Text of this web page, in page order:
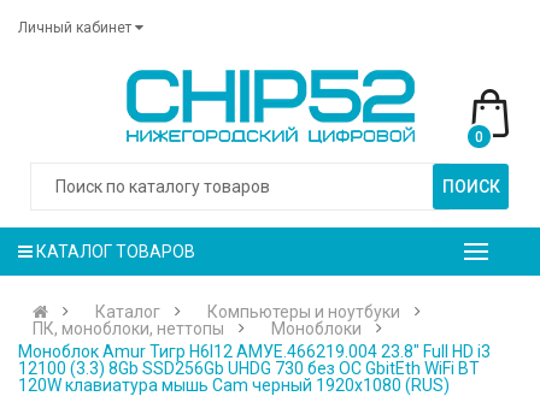
Личный кабинет
ПОИСК
0
КАТАЛОГ ТОВАРОВ
Каталог
Компьютеры и ноутбуки
ПК, моноблоки, неттопы
Моноблоки
Моноблок Amur Тигр H6I12 АМУЕ.466219.004 23.8" Full HD i3
12100 (3.3) 8Gb SSD256Gb UHDG 730 без ОС GbitEth WiFi BT
120W клавиатура мышь Cam черный 1920x1080 (RUS)